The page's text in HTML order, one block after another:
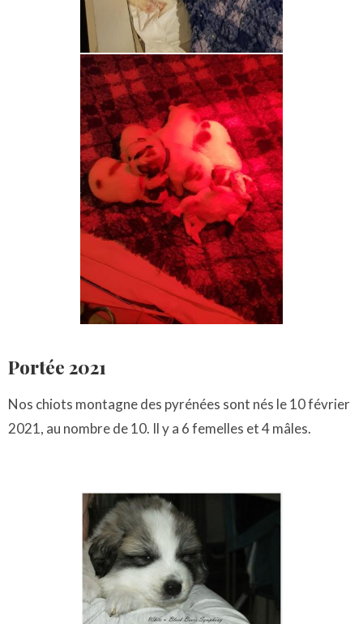
Portée 2021
Nos chiots montagne des pyrénées sont nés le 10 février
2021, au nombre de 10. Il y a 6 femelles et 4 mâles.